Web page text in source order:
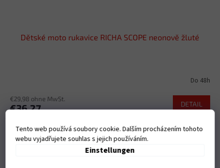
Tento web používá soubory cookie. Dalším procházením tohoto
webu vyjadřujete souhlas s jejich používáním.
Einstellungen
Dětské moto rukavice RICHA SCOPE neonově žluté
Do 48h
€29,98 ohne MwSt.
€36,27 DETAIL
Art.-Nr.:12278/M